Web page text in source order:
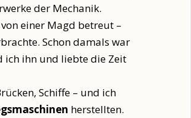
der Mechanik.
einer Magd betreut –
Schon damals war
ich ihn und liebte die Zeit
Schiffe – und ich
herstellten.